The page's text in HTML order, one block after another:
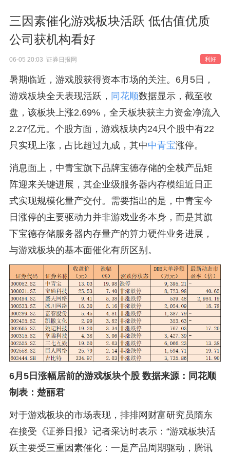
三因素催化游戏板块活跃 低估值优质
公司获机构看好
06-05 20:03 证券日报网 利好
暑期临近，游戏股获得资本市场的关注。6月5日，
游戏板块全天表现活跃， 同花顺数据显示，截至收
盘，该板块上涨2.69%，全天板块获主力资金净流入
2.27亿元。个股方面，游戏板块内24只个股中有22
只实现上涨，占比超过九成，其中中青宝涨停。
消息面上，中青宝旗下品牌宝德存储的全栈产品矩
阵迎来关键进展，其企业级服务器内存模组近日正
式实现规模化量产交付。需要指出的是，中青宝今
日涨停的主要驱动力并非游戏业务本身，而是其旗
下宝德存储服务器内存量产的算力硬件业务进展，
与游戏板块的基本面催化有所区别。
6月5日涨幅居前的游戏板块个股 数据来源：同花顺
制表：楚丽君
对于游戏板块的市场表现，排排网财富研究员隋东
在接受《证券日报》记者采访时表示：“游戏板块活
跃主要受三重因素催化：一是产品周期驱动，腾讯